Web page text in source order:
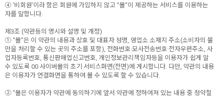
④ ‘비회원’이라 함은 회원에 가입하지 않고 “몰”이 제공하는 서비스를 이용하는
자를 말합니다.
제3조 (약관등의 명시와 설명 및 개정)
① “몰”은 이 약관의 내용과 상호 및 대표자 성명, 영업소 소재지 주소(소비자의 불
만을 처리할 수 있는 곳의 주소를 포함), 전화번호·모사전송번호·전자우편주소, 사
업자등록번호, 통신판매업신고번호, 개인정보관리책임자등을 이용자가 쉽게 알
수 있도록 00 사이버몰의 초기 서비스화면(전면)에 게시합니다. 다만, 약관의 내용
은 이용자가 연결화면을 통하여 볼 수 있도록 할 수 있습니다.
② “몰은 이용자가 약관에 동의하기에 앞서 약관에 정하여져 있는 내용 중 청약철